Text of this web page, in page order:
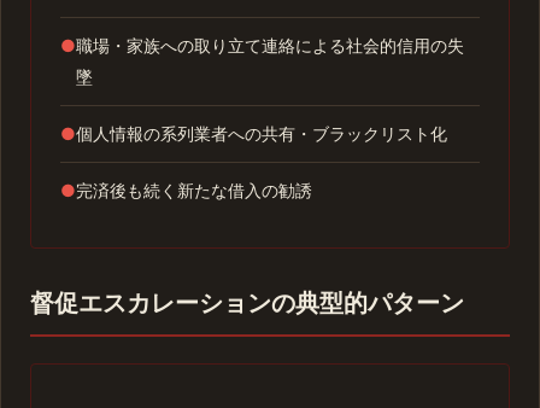
●職場・家族への取り立て連絡による社会的信用の失
墜
●個人情報の系列業者への共有・ブラックリスト化
●完済後も続く新たな借入の勧誘
督促エスカレーションの典型的パターン